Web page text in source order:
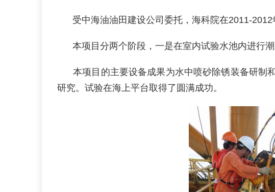
受中海油油田建设公司委托，海科院在2011-2012
本项目分两个阶段，一是在室内试验水池内进行潮
本项目的主要设备成果为水中喷砂除锈装备研制
研究。试验在海上平台取得了圆满成功。